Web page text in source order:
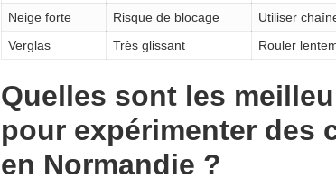
Neige forte
Risque de blocage
Utiliser
Verglas
Très glissant Rouler
Quelles sont les
pour expérimenter des
en Normandie ?